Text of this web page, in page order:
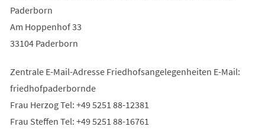
Paderborn
Am Hoppenhof 33
33104 Paderborn
Zentrale E-Mail-Adresse Friedhofsangelegenheiten E-Mail:
friedhofpaderbornde
Frau Herzog Tel: +49 5251 88-12381
Frau Steffen Tel: +49 5251 88-16761